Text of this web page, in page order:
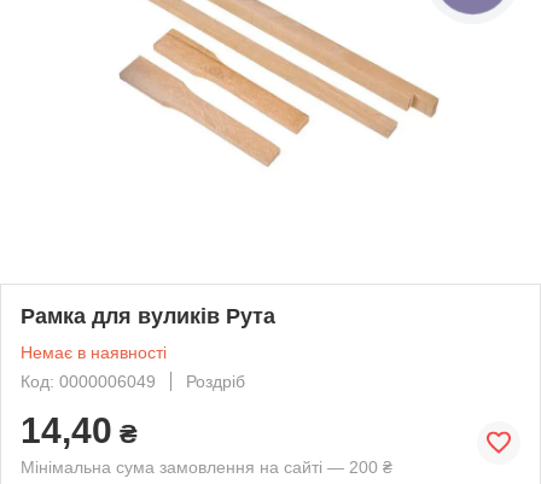
Рамка для вуликів Рута
Немає в наявності
Код: 0000006049
Роздріб
14,40 ₴
Мінімальна сума замовлення на сайті — 200 ₴